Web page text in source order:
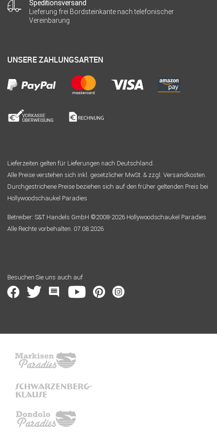
Speditionsversand
Lieferung frei Bordsteinkante nach telefonischer
Vereinbarung
UNSERE ZAHLUNGSARTEN
Lieferzeiten gelten für Lieferungen nach Deutschland.
Alle Preise verstehen sich inkl. gesetzlicher MwSt. & zzgl. Versandkosten.
Durchgestrichene Preise beziehen sich auf den früher geltenden Preis bei
Hollywoodschaukel Paradies
Betreiber: S&T Handels GmbH ©2008-2026 Hollywoodschaukel Paradies
Alle Rechte vorbehalten. 07.08.2026
Besuchen Sie uns auch auf